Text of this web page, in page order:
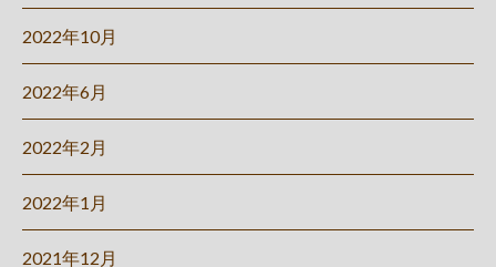
2022年10月
2022年6月
2022年2月
2022年1月
2021年12月